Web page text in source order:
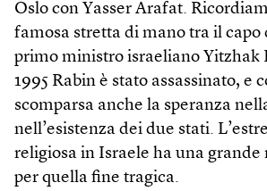
Oslo con Yasser Arafat.
famosa stretta di mano tra il capo
primo ministro israeliano Yitzhak
1995 Rabin è stato assassinato, e
scomparsa anche la speranza
nell’esistenza dei due stati.
religiosa in Israele ha una grande
per quella fine tragica.